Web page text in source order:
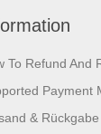
To Refund And
Payment
& Rückgabe